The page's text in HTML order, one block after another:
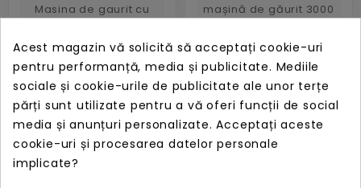
Bosch GSB 16 RE
Masina de gaurit cu
percutie 750W
PRET
LIPSĂ STOC
Mașină de găurit
Bosch 060119C700,
1300W, 3000rpm,
Acest magazin vă solicită să acceptați cookie-uri
pentru performanță, media și publicitate. Mediile
sociale și cookie-urile de publicitate ale unor terțe
părți sunt utilizate pentru a vă oferi funcții de social
media și anunțuri personalizate. Acceptați aceste
cookie-uri și procesarea datelor personale
implicate?